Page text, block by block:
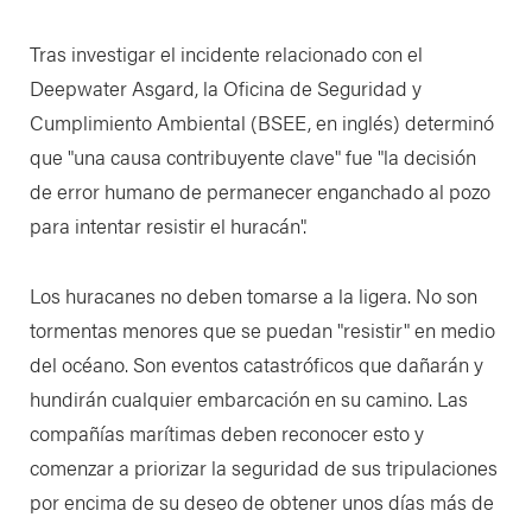
Tras investigar el incidente relacionado con el
Deepwater Asgard, la Oficina de Seguridad y
Cumplimiento Ambiental (BSEE, en inglés) determinó
que "una causa contribuyente clave" fue "la decisión
de error humano de permanecer enganchado al pozo
para intentar resistir el huracán".
Los huracanes no deben tomarse a la ligera. No son
tormentas menores que se puedan "resistir" en medio
del océano. Son eventos catastróficos que dañarán y
hundirán cualquier embarcación en su camino. Las
compañías marítimas deben reconocer esto y
comenzar a priorizar la seguridad de sus tripulaciones
por encima de su deseo de obtener unos días más de